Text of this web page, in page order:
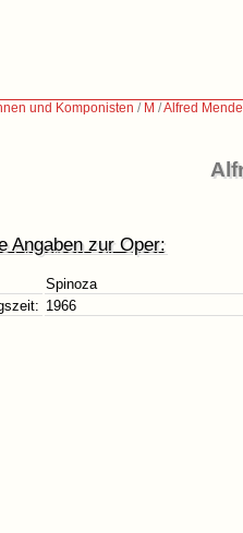
und Komponisten / M /Alfred
Angaben zur Oper:
Spinoza
1966